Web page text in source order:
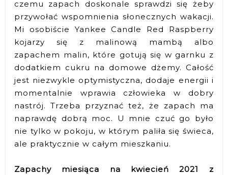
czemu zapach doskonale sprawdzi się żeby
przywołać wspomnienia słonecznych wakacji.
Mi osobiście Yankee Candle Red Raspberry
kojarzy się z malinową mambą albo
zapachem malin, które gotują się w garnku z
dodatkiem cukru na domowe dżemy. Całość
jest niezwykle optymistyczna, dodaje energii i
momentalnie wprawia człowieka w dobry
nastrój. Trzeba przyznać też, że zapach ma
naprawdę dobrą moc. U mnie czuć go było
nie tylko w pokoju, w którym paliła się świeca,
ale praktycznie w całym mieszkaniu.
Zapachy miesiąca na kwiecień 2021 z